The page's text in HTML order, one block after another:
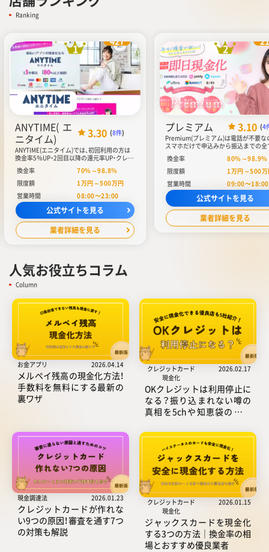
Ranking
1
427
ANYTIME(エ
ニタイム)
3.30 (8件)
ANYTIME(エニタイム)では、初回利用の方は
換金率5％UP・2回目以降の還元率UP・クレジ
までのお申込みで換金率大幅UPなど、複数の
換金率強化プランを提供しています。クレジ
ットカードと後払いアプリの現金化に対応
し、クレジットカードを持っていない人も現
金化が叶います。また、利用者数は1.5万人を
突破。顧客満足度も高くなっています。
換金率 70%～98.8%
限度額
1万円～500万円
営業時間
08:00〜23:00
公式サイトを見る
業者詳細を見る
2
プレミアム 3.10 (4
Premium(プレミアム)は電話が不要な
スマホだけで申込みから振込までの
金率は98.9％と業界最高水準を実現
ます。クレジットカードだけでなく、
ルカード・ペイディ・Kyashなど、数種
払いサービス現金化にも対応していま
のため、クレジットカードを持ってい
も、後払いサービスを利用して現金化
す。
換金率 80%～98.9%
限度額
1万円～500
営業時間
09:00〜18:00
公式サイトを見る
業者詳細を見る
人気お役立ちコラム
Column
お金アプリ 2026.04.14
メルペイ残高の現金化方法！
手数料を無料にする最新の
裏ワザ
クレジットカード
現金化
2026.02.17
OKクレジットは利用停止に
なる？振り込まれない噂の
真相を5chや知恵袋の口コ
現金調達法 2026.01.23
クレジットカードが作れな
い9つの原因！審査を通す7つ
の対策も解説
クレジットカード
現金化
2026.01.15
ジャックスカードを現金化
する3つの方法｜換金率の相
場とおすすめ優良業者